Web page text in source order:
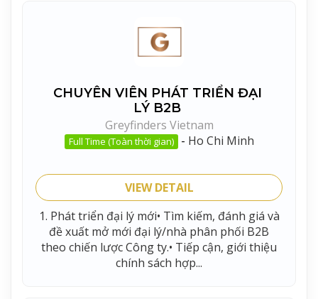
CHUYÊN VIÊN PHÁT TRIỂN ĐẠI
LÝ B2B
Greyfinders Vietnam
Full Time (Toàn thời gian) - Ho Chi Minh
VIEW DETAIL
1. Phát triển đại lý mới• Tìm kiếm, đánh giá và
đề xuất mở mới đại lý/nhà phân phối B2B
theo chiến lược Công ty.• Tiếp cận, giới thiệu
chính sách hợp...